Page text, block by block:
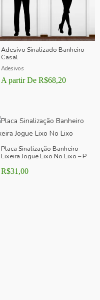
Adesivo Sinalizado Banheiro
Casal
Adesivos
A partir De R$68,20
Placa Sinalização Banheiro
Lixeira Jogue Lixo No Lixo – P
R$31,00